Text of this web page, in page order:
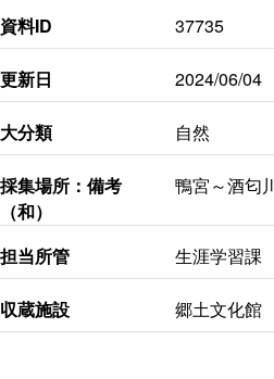
資料ID 37735
更新日 2024/06/04
大分類 自然
採集場所：備考
（和）
鴨宮～酒匂
担当所管 生涯学習課
収蔵施設 郷土文化館